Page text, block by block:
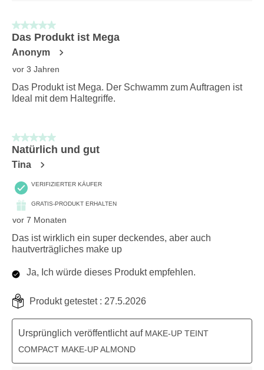
5 von 5 Sternen.
Das Produkt ist Mega
Anonym
vor 3 Jahren
Das Produkt ist Mega. Der Schwamm zum Auftragen ist
Ideal mit dem Haltegriffe.
5 von 5 Sternen.
Natürlich und gut
Tina
VERIFIZIERTER KÄUFER
GRATIS-PRODUKT ERHALTEN
vor 7 Monaten
Das ist wirklich ein super deckendes, aber auch
hautverträgliches make up
Ja, Ich würde dieses Produkt empfehlen.
Produkt getestet : 27.5.2026
Ursprünglich veröffentlicht auf MAKE-UP TEINT
COMPACT MAKE-UP ALMOND